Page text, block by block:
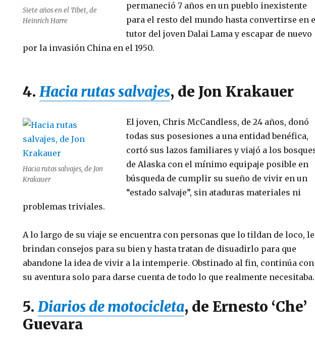
Siete años en el Tibet, de
Heinrich Harre
permaneció 7 años en un pueblo inexistente
para el resto del mundo hasta convertirse en
tutor del joven Dalai Lama y escapar de nuevo
por la invasión China en el 1950.
4. Hacia rutas salvajes, de Jon Krakauer
Hacia rutas salvajes, de Jon
Krakauer
El joven, Chris McCandless, de 24 años, donó
todas sus posesiones a una entidad benéfica,
cortó sus lazos familiares y viajó a los
de Alaska con el mínimo equipaje posible en
búsqueda de cumplir su sueño de vivir en un
“estado salvaje”, sin ataduras materiales ni
problemas triviales.
A lo largo de su viaje se encuentra con personas que lo tildan de loco, le
brindan consejos para su bien y hasta tratan de disuadirlo para que
abandone la idea de vivir a la intemperie. Obstinado al fin, continúa con
su aventura solo para darse cuenta de todo lo que realmente necesitaba.
5.Diarios de motocicleta, de Ernesto ‘Che’
Guevara